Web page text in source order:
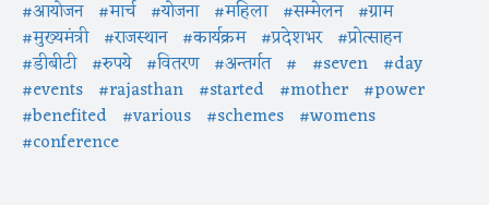
#आयोजन #मार्च #योजना #महिला #सम्मेलन #ग्राम
#मुख्यमंत्री #राजस्थान #कार्यक्रम #प्रदेशभर #प्रोत्साहन
#डीबीटी #रुपये #वितरण #अन्तर्गत # #seven #day
#events #rajasthan #started #mother #power
#benefited #various #schemes #womens
#conference